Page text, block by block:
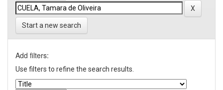
Start a new search
Add filters:
Use filters to refine the search results.